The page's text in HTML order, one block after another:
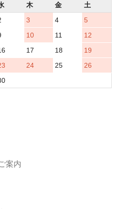
木 金
土
3 4
5
10 11
12
17 18
19
24 25
26
案内